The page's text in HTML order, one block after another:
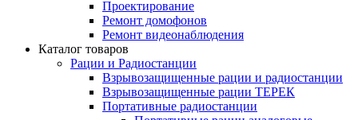
Проектирование
Ремонт домофонов
Ремонт видеонаблюдения
Каталог товаров
Рации и Радиостанции
Взрывозащищенные рации и радиостанции
Взрывозащищенные рации ТЕРЕК
Портативные радиостанции